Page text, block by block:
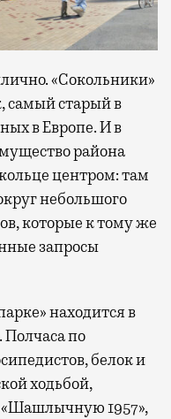
«Сокольники»
самый старый в
в Европе. И в
района
центром: там
небольшого
которые к тому же
запросы
находится в
Полчаса по
белок и
ходьбой,
«Шашлычную 1957»,